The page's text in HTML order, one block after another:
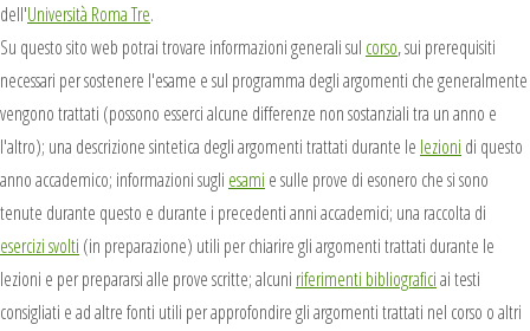
dell'Università Roma Tre.
Su questo sito web potrai trovare informazioni generali sul corso, sui prerequisiti
necessari per sostenere l'esame e sul programma degli argomenti che generalmente
vengono trattati (possono esserci alcune differenze non sostanziali tra un anno e
l'altro); una descrizione sintetica degli argomenti trattati durante le lezioni di questo
anno accademico; informazioni sugli esami e sulle prove di esonero che si sono
tenute durante questo e durante i precedenti anni accademici; una raccolta di
esercizi svolti (in preparazione) utili per chiarire gli argomenti trattati durante le
lezioni e per prepararsi alle prove scritte; alcuni riferimenti bibliograficiai testi
consigliati e ad altre fonti utili per approfondire gli argomenti trattati nel corso o altri